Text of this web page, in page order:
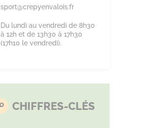
sport@crepyenvalois.fr
Du lundi au vendredi de 8h30
à 12h et de 13h30 à 17h30
(17h10 le vendredi).
CHIFFRES-CLÉS